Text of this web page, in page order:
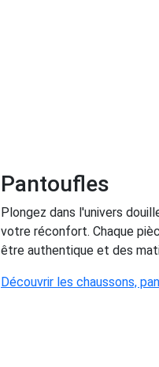
Pantoufles
Plongez dans l'univers
votre réconfort. Chaque
être authentique et des
Découvrir les chaussons,